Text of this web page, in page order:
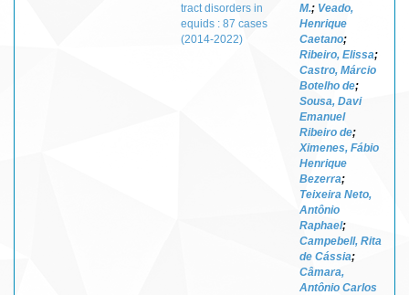
tract disorders in
equids : 87 cases
(2014-2022)
M.; Veado,
Henrique
Caetano;
Ribeiro, Elissa;
Castro, Márcio
Botelho de;
Sousa, Davi
Emanuel
Ribeiro de;
Ximenes, Fábio
Henrique
Bezerra;
Teixeira Neto,
Antônio
Raphael;
Campebell, Rita
de Cássia;
Câmara,
Antônio Carlos